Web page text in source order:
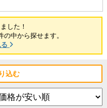
した！
の中から探せます。
込む